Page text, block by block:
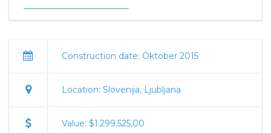
Construction date: Oktober 2015
Location: Slovenija, Ljubljana
Value: $1.299.525,00